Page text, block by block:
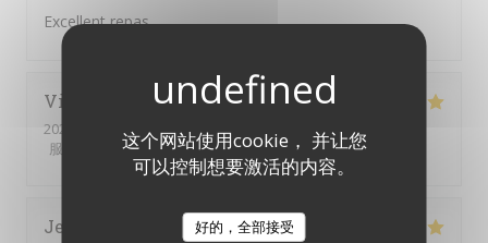
这个网站使用cookie， 并让您
可以控制想要激活的内容。
好的，全部接受
Excellent repas
Vincent
2025-12-23
- 19:45 - 来宾 4
服务
氛围: /5 菜单:5/5 质价比: 5 /5
Jennifer